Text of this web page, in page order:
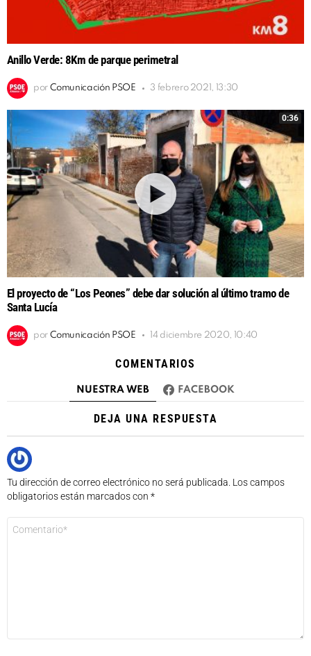
Anillo Verde: 8Km de parque perimetral
por Comunicación PSOE 3 febrero 2021, 13:30
0:36
El proyecto de “Los Peones” debe dar solución al último tramo de
Santa Lucía
por Comunicación PSOE 14 diciembre 2020, 10:40
COMENTARIOS
NUESTRA WEB FACEBOOK
DEJA UNA RESPUESTA
Tu dirección de correo electrónico no será publicada. Los campos
obligatorios están marcados con *